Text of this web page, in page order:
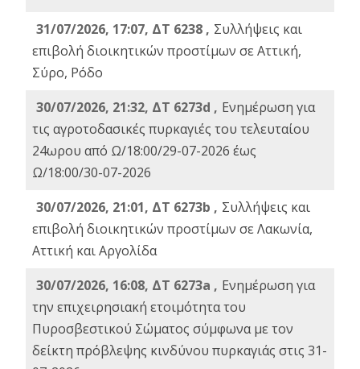
31/07/2026, 17:07, ΔΤ 6238 , Συλλήψεις και
επιβολή διοικητικών προστίμων σε Αττική,
Σύρο, Ρόδο
30/07/2026, 21:32, ΔΤ 6273d , Ενημέρωση για
τις αγροτοδασικές πυρκαγιές του τελευταίου
24ωρου από Ω/18:00/29-07-2026 έως
Ω/18:00/30-07-2026
30/07/2026, 21:01, ΔΤ 6273b , Συλλήψεις και
επιβολή διοικητικών προστίμων σε Λακωνία,
Αττική και Αργολίδα
30/07/2026, 16:08, ΔΤ 6273a , Ενημέρωση για
την επιχειρησιακή ετοιμότητα του
Πυροσβεστικού Σώματος σύμφωνα με τον
δείκτη πρόβλεψης κινδύνου πυρκαγιάς στις 31-